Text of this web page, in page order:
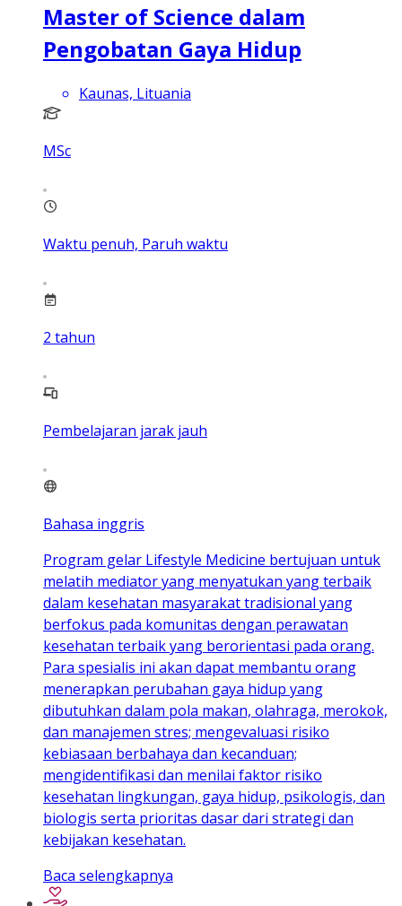
Master of Science dalam
Pengobatan Gaya Hidup
Kaunas, Lituania
MSc
Waktu penuh, Paruh waktu
2 tahun
Pembelajaran jarak jauh
Bahasa inggris
Program gelar Lifestyle Medicine bertujuan untuk
melatih mediator yang menyatukan yang terbaik
dalam kesehatan masyarakat tradisional yang
berfokus pada komunitas dengan perawatan
kesehatan terbaik yang berorientasi pada orang.
Para spesialis ini akan dapat membantu orang
menerapkan perubahan gaya hidup yang
dibutuhkan dalam pola makan, olahraga, merokok,
dan manajemen stres; mengevaluasi risiko
kebiasaan berbahaya dan kecanduan;
mengidentifikasi dan menilai faktor risiko
kesehatan lingkungan, gaya hidup, psikologis, dan
biologis serta prioritas dasar dari strategi dan
kebijakan kesehatan.
Baca selengkapnya